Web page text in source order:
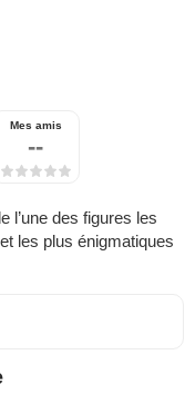
Mes amis
--
l’une des figures les
les plus énigmatiques